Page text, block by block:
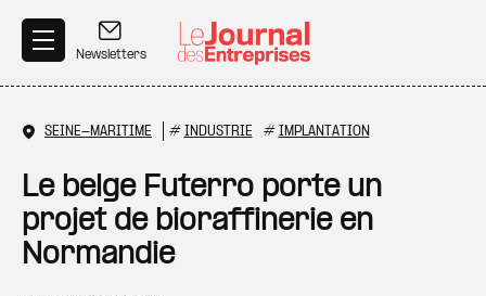
Newsletters
SEINE-MARITIME # INDUSTRIE # IMPLANTATION
Le belge Futerro porte un
projet de bioraffinerie en
Normandie